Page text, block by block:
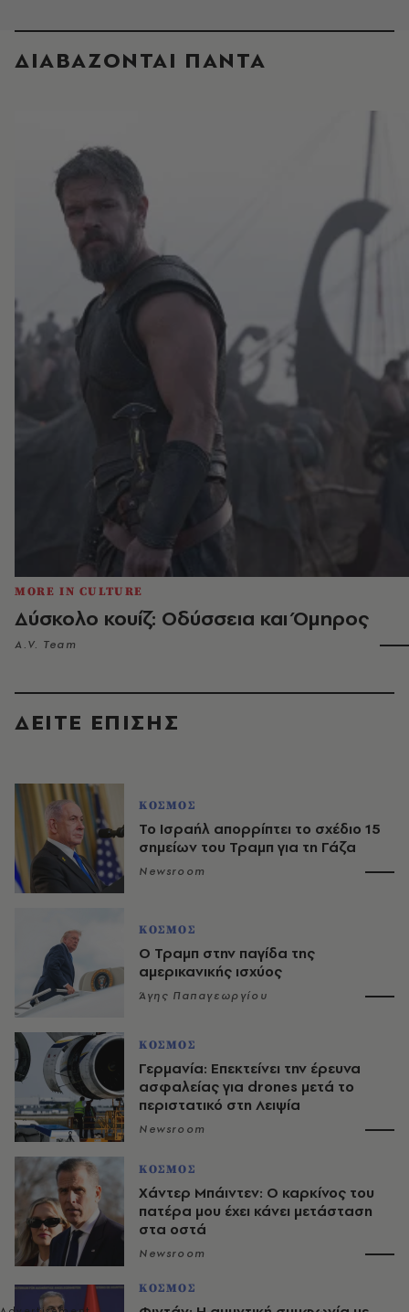
ΔΙΑΒΑΖΟΝΤΑΙ ΠΑΝΤΑ
MORE IN CULTURE
Δύσκολο κουίζ: Οδύσσεια και Όμηρος
A.V. Team
ΔΕΙΤΕ ΕΠΙΣΗΣ
ΚΟΣΜΟΣ
Το Ισραήλ απορρίπτει το σχέδιο 15
σημείων του Τραμπ για τη Γάζα
Newsroom
ΚΟΣΜΟΣ
Ο Τραμπ στην παγίδα της
αμερικανικής ισχύος
Άγης Παπαγεωργίου
ΚΟΣΜΟΣ
Γερμανία: Επεκτείνει την έρευνα
ασφαλείας για drones μετά το
περιστατικό στη Λειψία
Newsroom
ΚΟΣΜΟΣ
Χάντερ Μπάιντεν: Ο καρκίνος του
πατέρα μου έχει κάνει μετάσταση
στα οστά
Newsroom
ΚΟΣΜΟΣ